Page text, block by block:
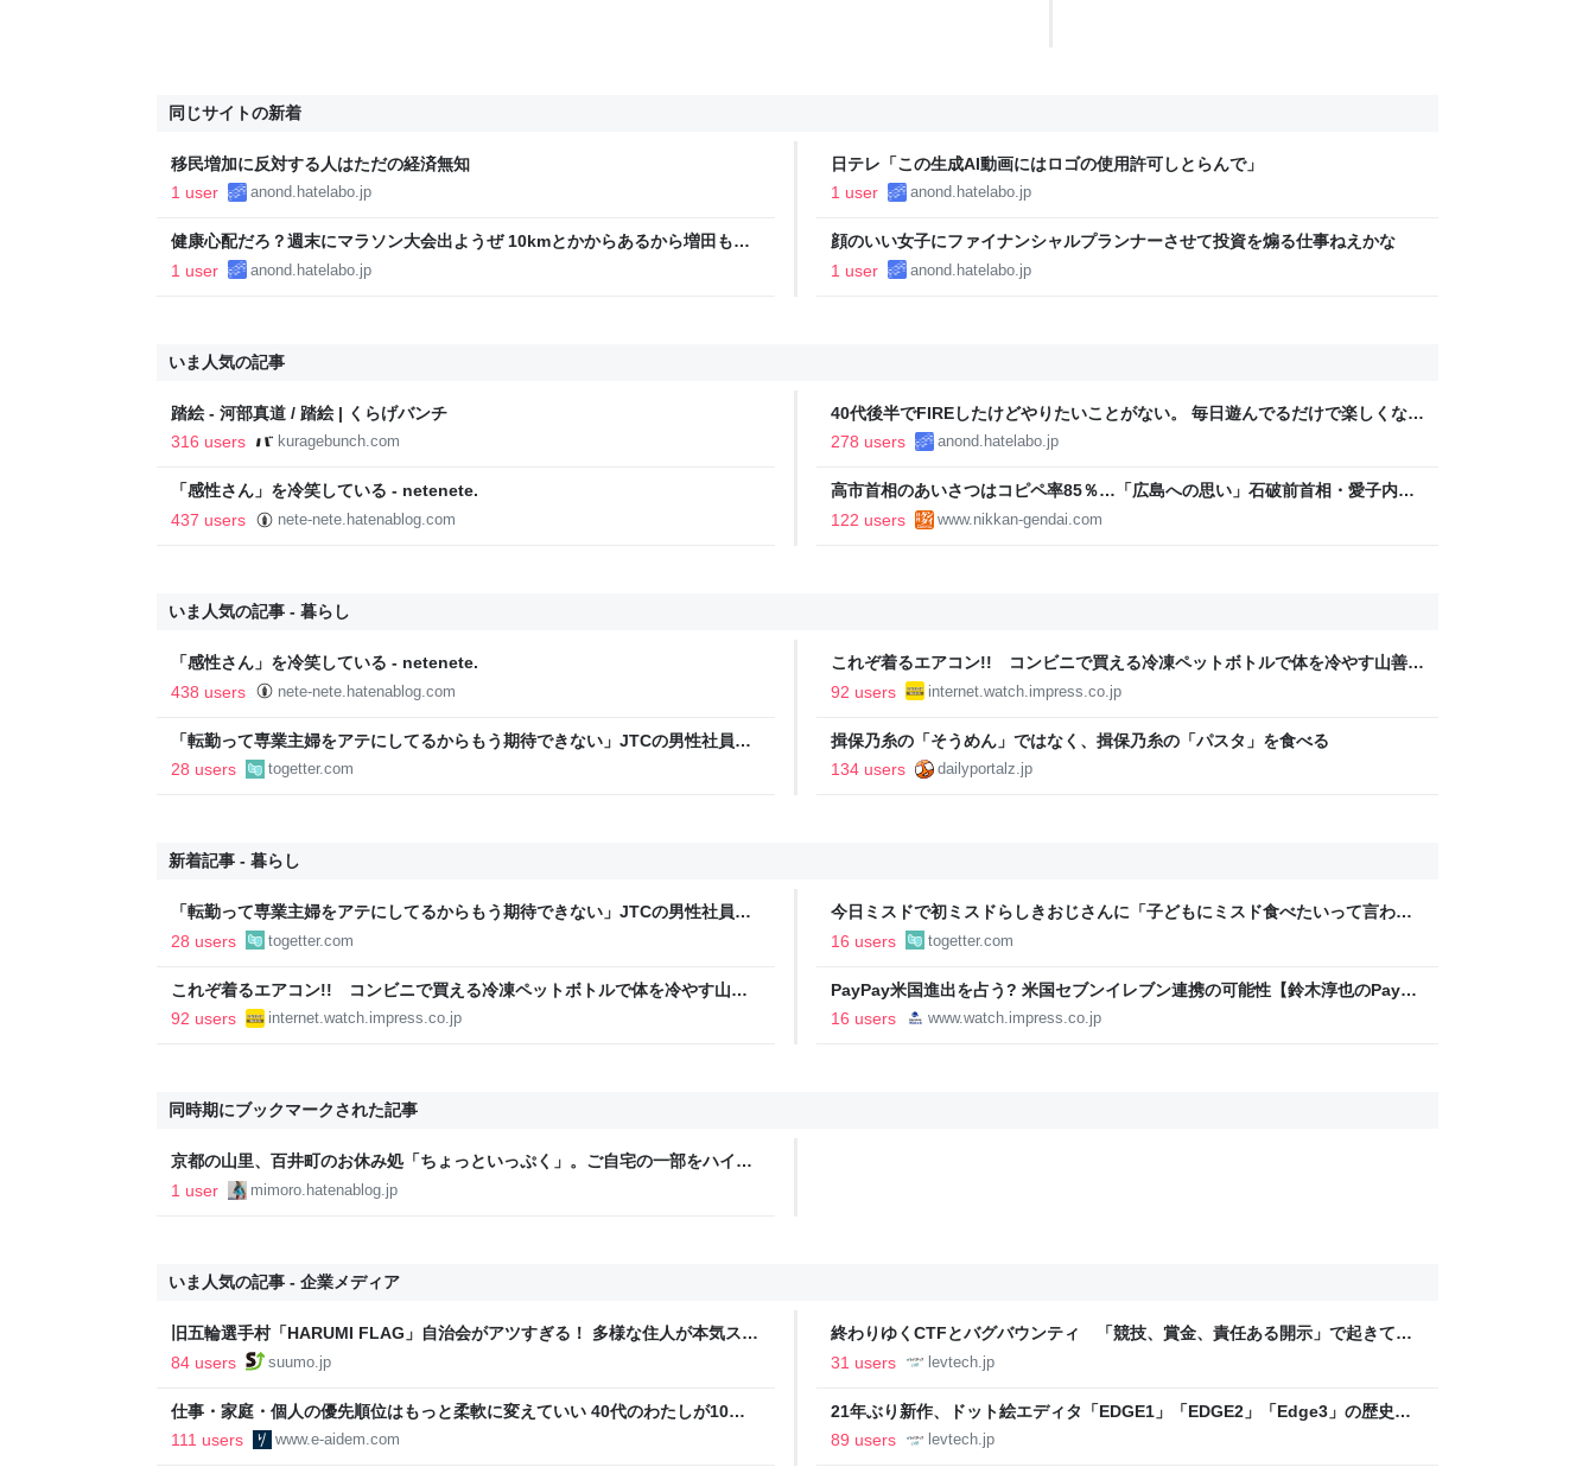
同じサイトの新着
移民増加に反対する人はただの経済無知
1 user
anond.hatelabo.jp
日テレ「この生成AI動画にはロゴの使用許可しとらんで」
1 user
anond.hatelabo.jp
健康心配だろ？週末にマラソン大会出ようぜ 10kmとかからあるから増田も行
け..
1 user anond.hatelabo.jp
顔のいい女子にファイナンシャルプランナーさせて投資を煽る仕事ねえかな
1 user
anond.hatelabo.jp
いま人気の記事
踏絵 - 河部真道 / 踏絵 | くらげバンチ
316 users
kuragebunch.com
40代後半でFIREしたけどやりたいことがない。 毎日遊んでるだけで楽しくな
い..
278 users anond.hatelabo.jp
「感性さん」を冷笑している - netenete.
437 users
nete-nete.hatenablog.com
高市首相のあいさつはコピペ率85％…「広島への思い」石破前首相・愛子内親
王とは絶望的格差｜日刊ゲンダイDIGITAL
122 users www.nikkan-gendai.com
いま人気の記事 - 暮らし
「感性さん」を冷笑している - netenete.
438 users
nete-nete.hatenablog.com
これぞ着るエアコン!! コンビニで買える冷凍ペットボトルで体を冷やす山善の
水冷ベストがロードバイクにちょうどいい【ぼっち・ざ・ろーど！その14】
92 users internet.watch.impress.co.jp
「転勤って専業主婦をアテにしてるからもう期待できない」JTCの男性社員が
転勤を命じらるも「妻は3倍稼いでるので、転勤なら辞める」と言ったら、転
勤がなくなった
28 users togetter.com
揖保乃糸の「そうめん」ではなく、揖保乃糸の「パスタ」を食べる
134 users
dailyportalz.jp
新着記事 - 暮らし
「転勤って専業主婦をアテにしてるからもう期待できない」JTCの男性社員が
転勤を命じらるも「妻は3倍稼いでるので、転勤なら辞める」と言ったら、転
28 users togetter.com
今日ミスドで初ミスドらしきおじさんに「子どもにミスド食べたいって言われ
たんですけど…これは買っとけみたいなのありますか…？」と尋ねられるイベ
16 users togetter.com
これぞ着るエアコン!! コンビニで買える冷凍ペットボトルで体を冷やす山善
の水冷ベストがロードバイクにちょうどいい【ぼっち・ざ・ろーど！その14】
92 users internet.watch.impress.co.jp
PayPay米国進出を占う? 米国セブンイレブン連携の可能性【鈴木淳也のPay
Attention】
16 users www.watch.impress.co.jp
同時期にブックマークされた記事
京都の山里、百井町のお休み処「ちょっといっぷく」。ご自宅の一部をハイカ
ーなどの寛ぎの場所に。 - ネコのミモロの京都くらし
1 user mimoro.hatenablog.jp
いま人気の記事 - 企業メディア
旧五輪選手村「HARUMI FLAG」自治会がアツすぎる！ 多様な住人が本気スキ
ルで挑む、盆踊り2万人集客や交通改善など“街の価値向上”戦略 東京・中央
84 users suumo.jp
終わりゆくCTFとバグバウンティ 「競技、賞金、責任ある開示」で起きてい
ること【フォーカス】 - レバテックLAB
31 users levtech.jp
仕事・家庭・個人の優先順位はもっと柔軟に変えていい 40代のわたしが10年
後の自分に伝えたいこと - りっすん by イーアイデム
111 users www.e-aidem.com
21年ぶり新作、ドット絵エディタ「EDGE1」「EDGE2」「Edge3」の歴史に
ついて作者に聞く【フォーカス】 - レバテックLAB
89 users levtech.jp